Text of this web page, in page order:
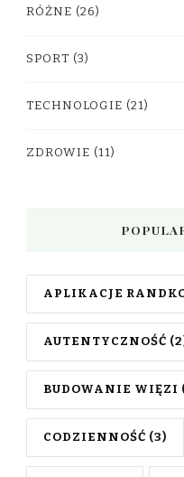
RÓŻNE (26)
SPORT (3)
TECHNOLOGIE (21)
ZDROWIE (11)
APLIKACJE
AUTENTYCZNOŚĆ
BUDOWANIE WIĘZI
CODZIENNOŚĆ (3)